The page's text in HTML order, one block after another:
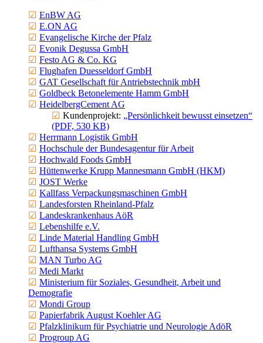
EnBW AG
E.ON AG
Evange­lische Kirche der Pfalz
Evonik Degussa GmbH
Festo AG & Co. KG
Flughafen Duesseldorf GmbH
GAT Gesell­schaft für Antriebs­technik mbH
Goldbeck Beton­ele­mente Hamm GmbH
Heidel­berg­Cement AG
Kunden­projekt: „Persön­lichkeit bewusst einsetzen“
(PDF, 530 KB)
Herrmann Logistik GmbH
Hochschule der Bundes­agentur für Arbeit
Hochwald Foods GmbH
Hütten­werke Krupp Mannesmann GmbH (HKM)
JOST Werke
Kallfass Verpa­ckungs­ma­schinen GmbH
Landes­forsten Rheinland-Pfalz
Landes­kran­kenhaus AöR
Lebens­hilfe e.V.
Linde Material Handling GmbH
Lufthansa Systems GmbH
MAN Turbo AG
Medi Markt
Minis­terium für Soziales, Gesundheit, Arbeit und
Demografie
Mondi Group
Papier­fabrik August Koehler AG
Pfalz­kli­nikum für Psych­iatrie und Neuro­logie AdöR
Progroup AG